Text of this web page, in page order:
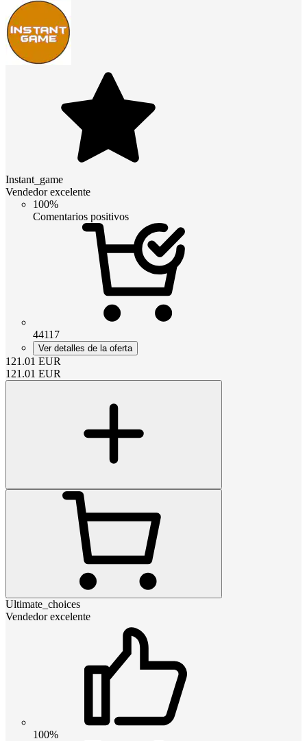
Instant_game
Vendedor excelente
100%
Comentarios positivos
44117
Ver detalles de la oferta
121.01 EUR
121.01 EUR
Ultimate_choices
Vendedor excelente
100%